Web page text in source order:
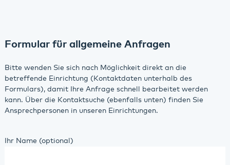
Formular für allgemeine Anfragen
Bitte wenden Sie sich nach Möglichkeit direkt an die
betreffende Einrichtung (Kontaktdaten unterhalb des
Formulars), damit Ihre Anfrage schnell bearbeitet werden
kann. Über die Kontaktsuche (ebenfalls unten) finden Sie
Ansprechpersonen in unseren Einrichtungen.
Ihr Name (optional)